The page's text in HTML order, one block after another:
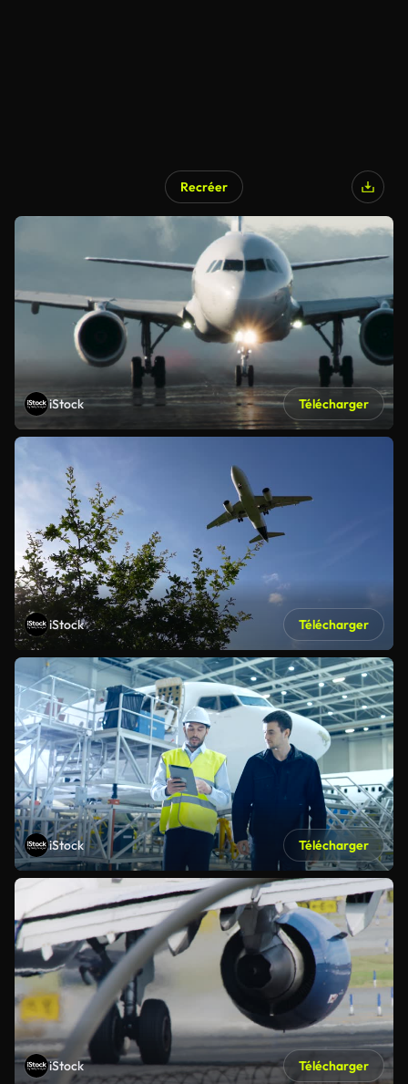
Recréer
iStock Télécharger
iStock Télécharger
iStock Télécharger
iStock Télécharger